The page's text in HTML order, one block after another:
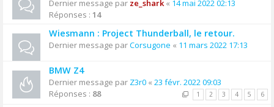
Dernier message par ze_shark« 14 mai 2022 02:13
Réponses : 14
Wiesmann : Project Thunderball, le retour.
Dernier message parCorsugone « 11 mars 2022 17:13
BMW Z4
Dernier message par Z3r0 « 23 févr. 2022 09:03
Réponses : 88 1 2 3 4 5 6